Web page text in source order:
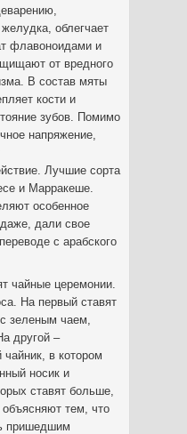
облегчает
флавоноидами и
от вредного
В состав мяты
кости и
зубов. Помимо
напряжение,
Лучшие сорта
и Марракеше.
особенное
дали свое
с арабского
чайные церемонии.
На первый ставят
зеленым чаем,
другой –
чайник, в котором
носик и
ставят больше,
тем, что
пришедшим